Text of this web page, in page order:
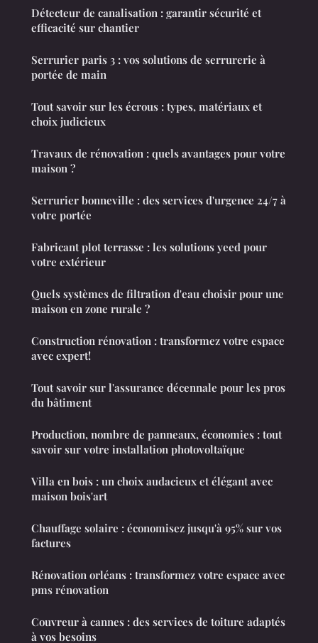
Détecteur de canalisation : garantir sécurité et
efficacité sur chantier
Serrurier paris 3 : vos solutions de serrurerie à
portée de main
Tout savoir sur les écrous : types, matériaux et
choix judicieux
Travaux de rénovation : quels avantages pour votre
maison ?
Serrurier bonneville : des services d'urgence 24/7 à
votre portée
Fabricant plot terrasse : les solutions yeed pour
votre extérieur
Quels systèmes de filtration d'eau choisir pour une
maison en zone rurale ?
Construction rénovation : transformez votre espace
avec expert!
Tout savoir sur l'assurance décennale pour les pros
du bâtiment
Production, nombre de panneaux, économies : tout
savoir sur votre installation photovoltaïque
Villa en bois : un choix audacieux et élégant avec
maison bois'art
Chauffage solaire : économisez jusqu'à 95% sur vos
factures
Rénovation orléans : transformez votre espace avec
pms rénovation
Couvreur à cannes : des services de toiture adaptés
à vos besoins